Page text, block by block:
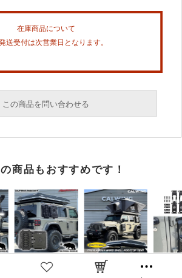
在庫商品について
送受付は次営業日となります。
この商品を問い合わせる
必須
商品もおすすめです！